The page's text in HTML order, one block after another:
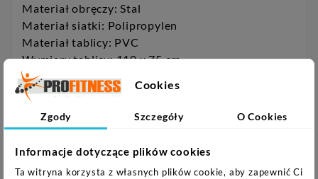
Materiał obręczy: Stal
Materiał siatki: Polipropylen
Materiał tablicy: PVC
Wymiary tablicy: 110 x 75 cm
Wymiary podstawy: 113 x 73 cm
Pojemność podstawy: 75 l
Wypełnienie podstawy: woda
Waga: 18 kg
Cookies
Zgody Szczegóły O Cookies
Informacje dotyczące plików cookies
Ta witryna korzysta z własnych plików cookie, aby zapewnić Ci